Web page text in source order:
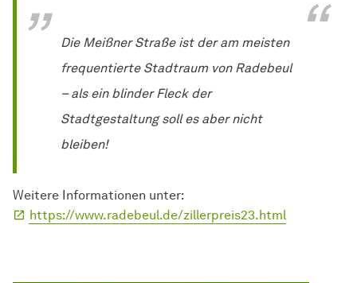
Die Meißner Straße ist der am meisten
frequentierte Stadtraum von Radebeul
– als ein blinder Fleck der
Stadtgestaltung soll es aber nicht
bleiben!
Weitere Informationen unter:
https://www.radebeul.de/zillerpreis23.html